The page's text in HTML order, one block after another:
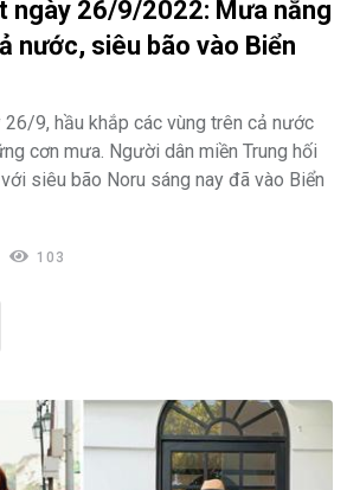
ngày 26/9/2022: Mưa nắng
nước, siêu bão vào Biển
9, hầu khắp các vùng trên cả nước
cơn mưa. Người dân miền Trung hối
siêu bão Noru sáng nay đã vào Biển
103